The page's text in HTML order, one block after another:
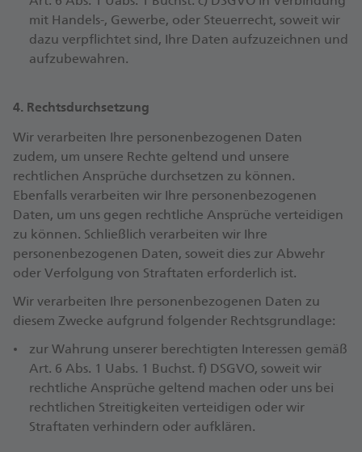
mit Handels-, Gewerbe, oder Steuerrecht, soweit wir
dazu verpflichtet sind, Ihre Daten aufzuzeichnen und
aufzubewahren.
4. Rechtsdurchsetzung
Wir verarbeiten Ihre personenbezogenen Daten
zudem, um unsere Rechte geltend und unsere
rechtlichen Ansprüche durchsetzen zu können.
Ebenfalls verarbeiten wir Ihre personenbezogenen
Daten, um uns gegen rechtliche Ansprüche verteidigen
zu können. Schließlich verarbeiten wir Ihre
personenbezogenen Daten, soweit dies zur Abwehr
oder Verfolgung von Straftaten erforderlich ist.
Wir verarbeiten Ihre personenbezogenen Daten zu
diesem Zwecke aufgrund folgender Rechtsgrundlage:
zur Wahrung unserer berechtigten Interessen gemäß
Art. 6 Abs. 1 Uabs. 1 Buchst. f) DSGVO, soweit wir
rechtliche Ansprüche geltend machen oder uns bei
rechtlichen Streitigkeiten verteidigen oder wir
Straftaten verhindern oder aufklären.